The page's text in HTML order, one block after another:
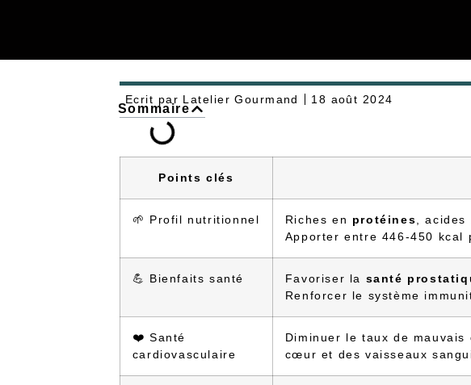
Ecrit par Latelier Gourmand 18 août 2024
Sommaire
Points clés
🌱 Profil nutritionnel Riches en protéines ,
Apporter entre 446-450 kcal
💪 Bienfaits santé Favoriser la santé
Renforcer le système
❤️ Santé
cardiovasculaire
Diminuer le taux de
cœur et des vaisseaux